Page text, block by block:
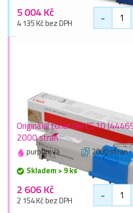
5 004 Kč
4 135 Kč bez DPH -
Originální toner Oki C510
2000 stran
purpurová 2000 stran
Skladem > 9 ks
2 606 Kč
2 154 Kč bez DPH -